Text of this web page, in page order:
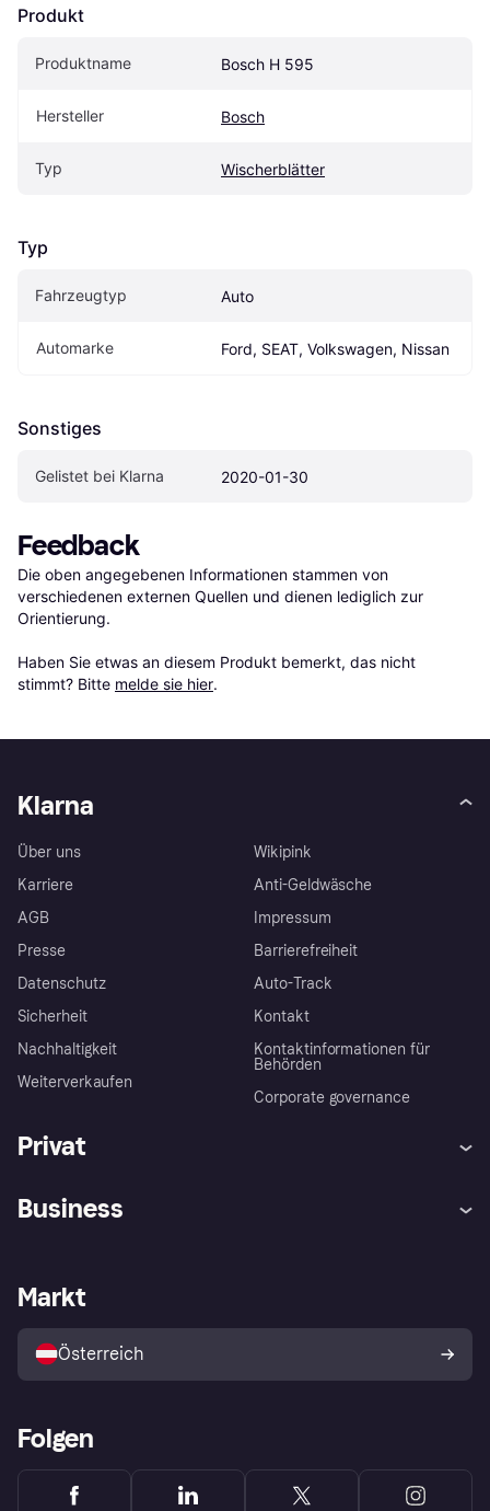
Produkt
Produktname Bosch H 595
Hersteller Bosch
Typ Wischerblätter
Typ
Fahrzeugtyp Auto
Automarke Ford, SEAT, Volkswagen, Nissan
Sonstiges
Gelistet bei Klarna 2020-01-30
Feedback
Die oben angegebenen Informationen stammen von
verschiedenen externen Quellen und dienen lediglich zur
Orientierung.
Haben Sie etwas an diesem Produkt bemerkt, das nicht
stimmt? Bitte melde sie hier.
Klarna
Über uns
Karriere
AGB
Presse
Datenschutz
Sicherheit
Nachhaltigkeit
Weiterverkaufen
Wikipink
Anti-Geldwäsche
Impressum
Barrierefreiheit
Auto-Track
Kontakt
Kontaktinformationen für
Behörden
Corporate governance
Privat
Shops entdecken
Business
Händlerportal
Markt
Österreich
Folgen